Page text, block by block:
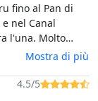
fino al Pan di
nel Canal
l'una. Molto
e anfratti
Mostra di più
4.5/5